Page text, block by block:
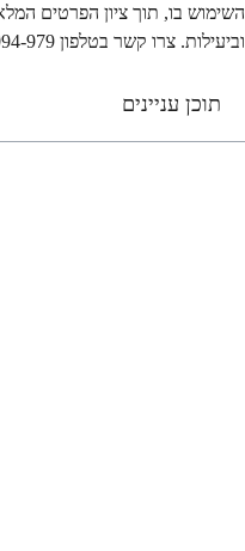
השימוש בו, תוך ציון הפרטים
וביעילות. צרו קשר בטלפון 050-5994-979 או במייל smadarev@gmail.com
תוכן עניינים